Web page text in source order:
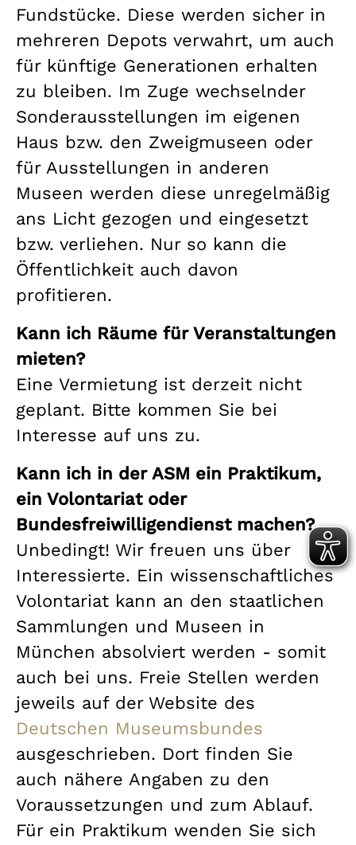
Fundstücke. Diese werden sicher in
mehreren Depots verwahrt, um auch
für künftige Generationen erhalten
zu bleiben. Im Zuge wechselnder
Sonderausstellungen im eigenen
Haus bzw. den Zweigmuseen oder
für Ausstellungen in anderen
Museen werden diese unregelmäßig
ans Licht gezogen und eingesetzt
bzw. verliehen. Nur so kann die
Öffentlichkeit auch davon
profitieren.
Kann ich Räume für Veranstaltungen
mieten?
Eine Vermietung ist derzeit nicht
geplant. Bitte kommen Sie bei
Interesse auf uns zu.
Kann ich in der ASM ein Praktikum,
ein Volontariat oder
Bundesfreiwilligendienst machen?
Unbedingt! Wir freuen uns über
Interessierte. Ein wissenschaftliches
Volontariat kann an den staatlichen
Sammlungen und Museen in
München absolviert werden - somit
auch bei uns. Freie Stellen werden
jeweils auf der Website des
Deutschen Museumsbundes
ausgeschrieben. Dort finden Sie
auch nähere Angaben zu den
Voraussetzungen und zum Ablauf.
Für ein Praktikum wenden Sie sich